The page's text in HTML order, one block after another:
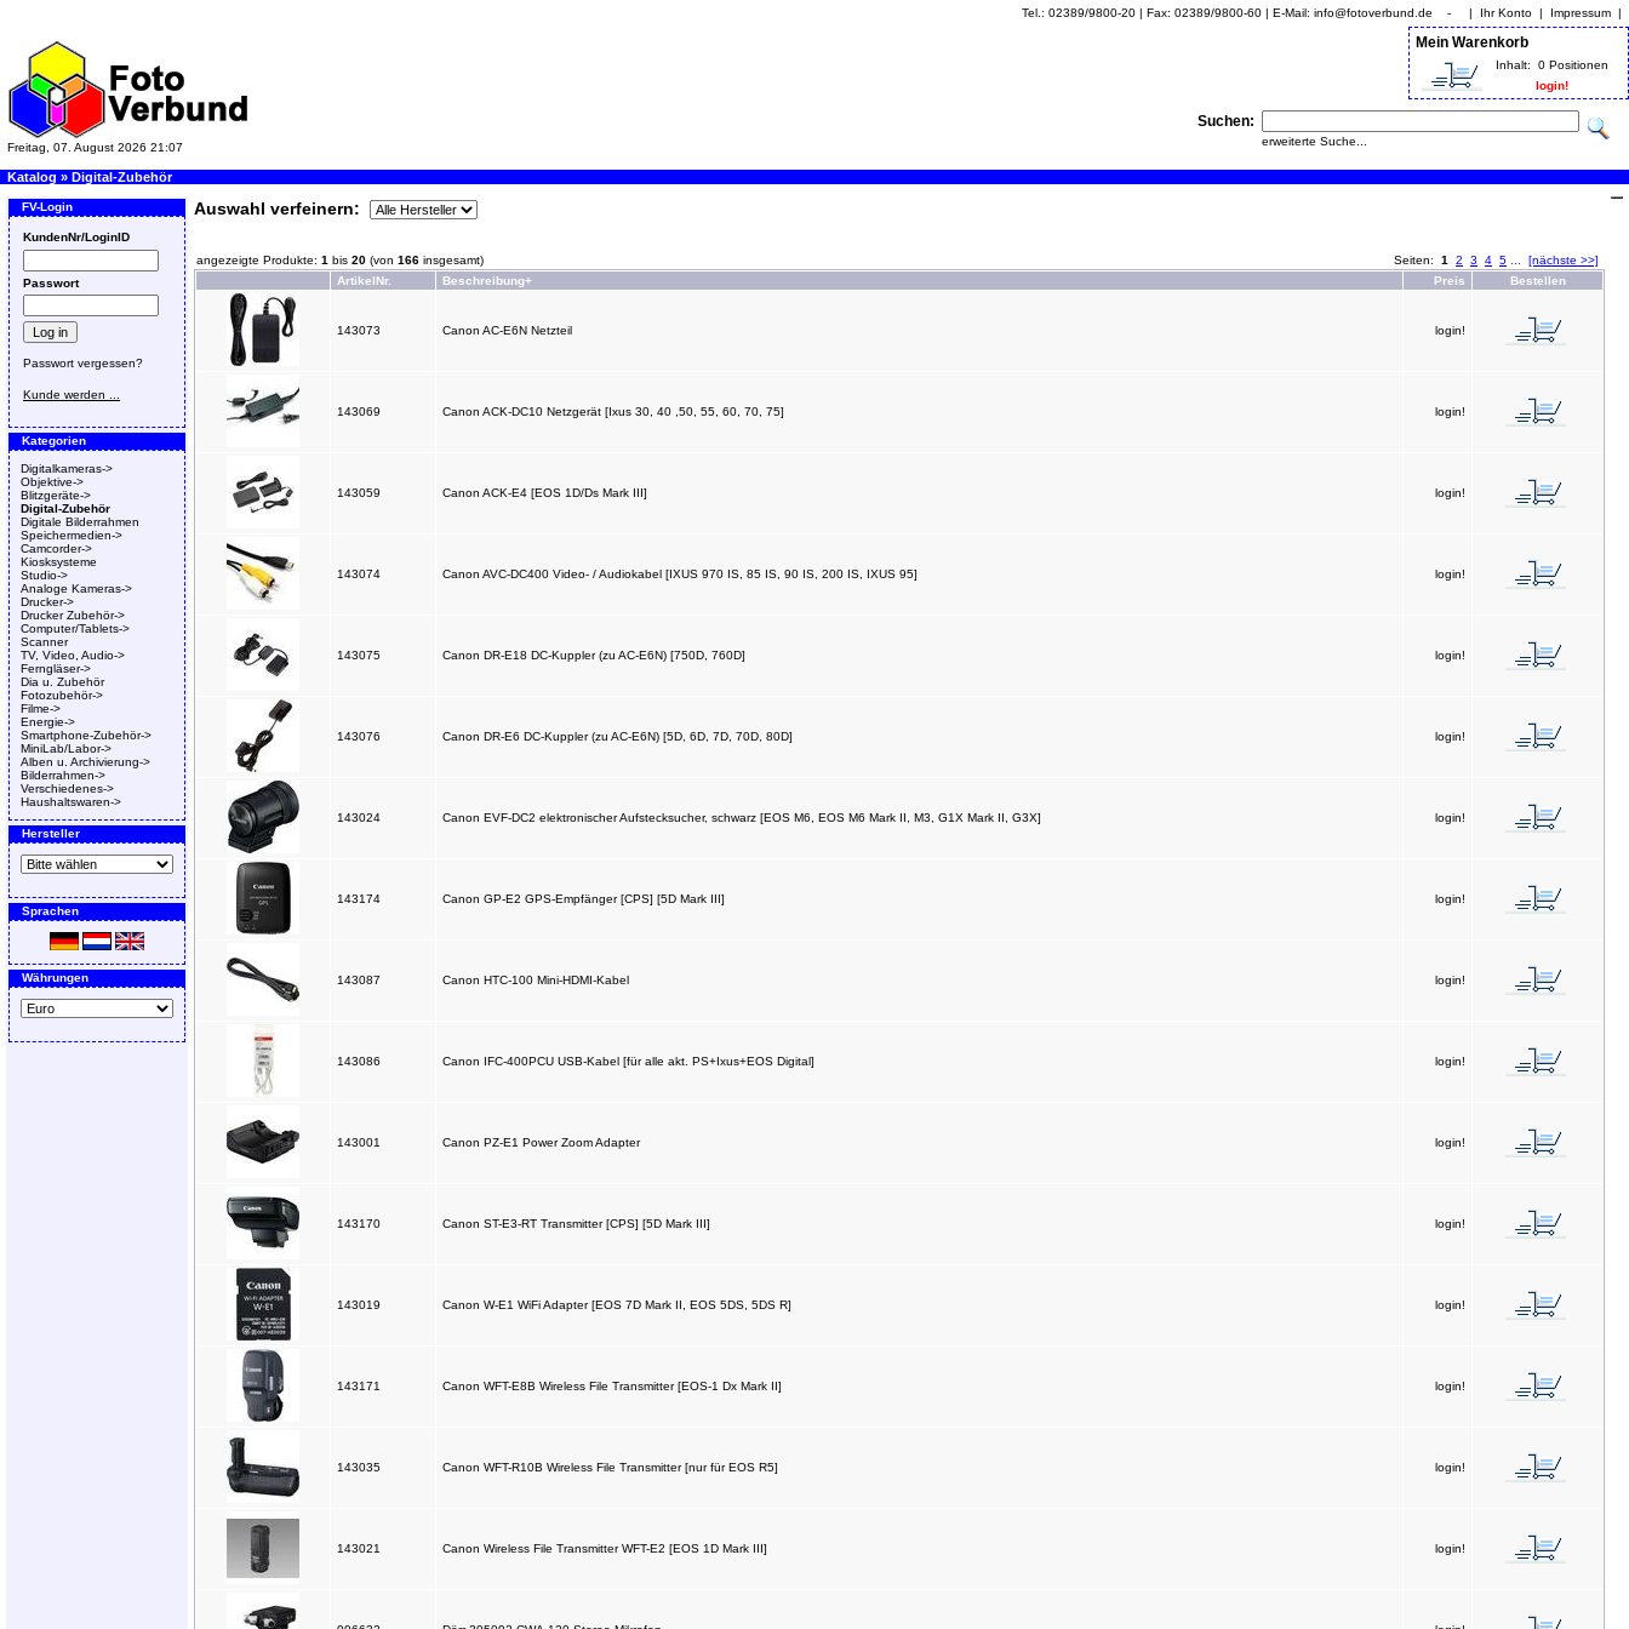
Tel.: 02389/9800-20 | Fax: 02389/9800-60 | E-Mail: info@fotoverbund.de - | Ihr Konto | Impressum |
Freitag, 07. August 2026 21:07
Mein Warenkorb
Inhalt:
0 Positionen
login!
Suchen:
erweiterte Suche...
Katalog » Digital-Zubehör
FV-Login
KundenNr/LoginID
Passwort
Passwort vergessen?
Kunde werden ...
Kategorien
Digitalkameras->
Objektive->
Blitzgeräte->
Digital-Zubehör
Digitale Bilderrahmen
Speichermedien->
Camcorder->
Kiosksysteme
Studio->
Analoge Kameras->
Drucker->
Drucker Zubehör->
Computer/Tablets->
Scanner
TV, Video, Audio->
Ferngläser->
Dia u. Zubehör
Fotozubehör->
Filme->
Energie->
Smartphone-Zubehör->
MiniLab/Labor->
Alben u. Archivierung->
Bilderrahmen->
Verschiedenes->
Haushaltswaren->
Hersteller
Sprachen
Währungen
Auswahl verfeinern:
angezeigte Produkte: 1 bis 20 (von 166 insgesamt) Seiten: 1 2 3 4 5
[nächste >>]
ArtikelNr.
Beschreibung+ Preis Bestellen
143073 Canon AC-E6N Netzteil login!
143069 Canon ACK-DC10 Netzgerät [Ixus 30, 40 ,50, 55, 60, 70, 75] login!
143059 Canon ACK-E4 [EOS 1D/Ds Mark III] login!
143074 Canon AVC-DC400 Video- / Audiokabel [IXUS 970 IS, 85 IS, 90 IS, 200 IS, IXUS 95] login!
143075 Canon DR-E18 DC-Kuppler (zu AC-E6N) [750D, 760D] login!
143076 Canon DR-E6 DC-Kuppler (zu AC-E6N) [5D, 6D, 7D, 70D, 80D] login!
143024 Canon EVF-DC2 elektronischer Aufstecksucher, schwarz [EOS M6, EOS M6 Mark II, M3, G1X Mark II, G3X] login!
143174 Canon GP-E2 GPS-Empfänger [CPS] [5D Mark III] login!
143087 Canon HTC-100 Mini-HDMI-Kabel login!
143086 Canon IFC-400PCU USB-Kabel [für alle akt. PS+Ixus+EOS Digital] login!
143001 Canon PZ-E1 Power Zoom Adapter login!
143170 Canon ST-E3-RT Transmitter [CPS] [5D Mark III] login!
143019 Canon W-E1 WiFi Adapter [EOS 7D Mark II, EOS 5DS, 5DS R] login!
143171 Canon WFT-E8B Wireless File Transmitter [EOS-1 Dx Mark II] login!
143035 Canon WFT-R10B Wireless File Transmitter [nur für EOS R5] login!
143021 Canon Wireless File Transmitter WFT-E2 [EOS 1D Mark III] login!